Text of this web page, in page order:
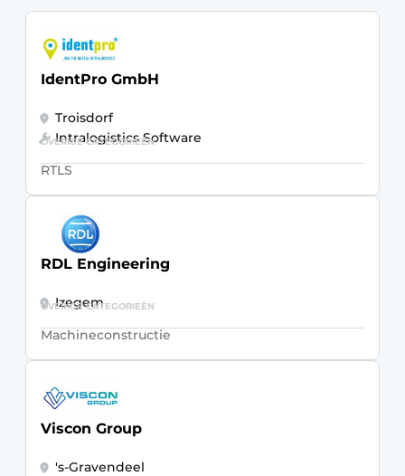
IdentPro GmbH
Troisdorf
Intralogistics Software
OVERIGE CATEGORIEËN
RTLS
RDL Engineering
Izegem
OVERIGE CATEGORIEËN
Machineconstructie
Viscon Group
's-Gravendeel